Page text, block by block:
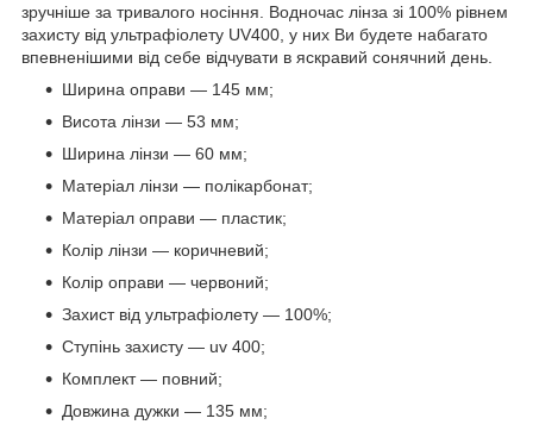
зручніше за тривалого носіння. Водночас лінза зі 100% рівнем
захисту від ультрафіолету UV400, у них Ви будете набагато
впевненішими від себе відчувати в яскравий сонячний день.
Ширина оправи — 145 мм;
Висота лінзи — 53 мм;
Ширина лінзи — 60 мм;
Матеріал лінзи — полікарбонат;
Матеріал оправи — пластик;
Колір лінзи — коричневий;
Колір оправи — червоний;
Захист від ультрафіолету — 100%;
Ступінь захисту — uv 400;
Комплект — повний;
Довжина дужки — 135 мм;